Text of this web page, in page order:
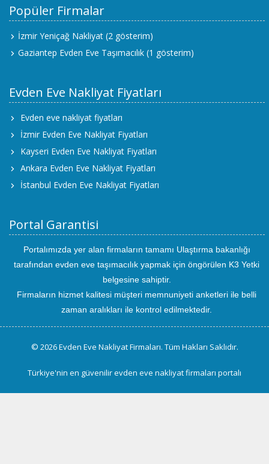
Popüler Firmalar
İzmir Yeniçağ Nakliyat (2 gösterim)
Gaziantep Evden Eve Taşımacılık (1 gösterim)
Evden Eve Nakliyat Fiyatları
Evden eve nakliyat fiyatları
İzmir Evden Eve Nakliyat Fiyatları
Kayseri Evden Eve Nakliyat Fiyatları
Ankara Evden Eve Nakliyat Fiyatları
İstanbul Evden Eve Nakliyat Fiyatları
Portal Garantisi
Portalımızda yer alan firmaların tamamı Ulaştırma bakanlığı
tarafından evden eve taşımacılık yapmak için öngörülen K3 Yetki
belgesine sahiptir.
Firmaların hizmet kalitesi müşteri memnuniyeti anketleri ile belli
zaman aralıkları ile kontrol edilmektedir.
© 2026 Evden Eve Nakliyat Firmaları. Tüm Hakları Saklıdır.
Türkiye'nin en güvenilir evden eve nakliyat firmaları portalı